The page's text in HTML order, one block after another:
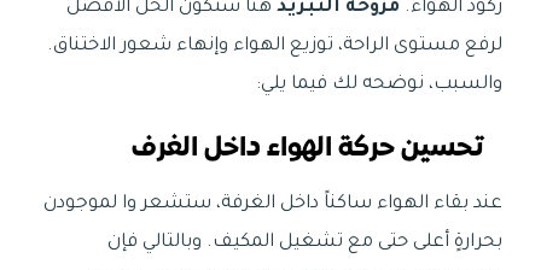
ركود الهواء. مروحة التبريد هنا ستكون الحل الأفضل
لرفع مستوى الراحة، توزيع الهواء وإنهاء شعور الاختناق.
والسبب، نوضحه لك فيما يلي:
تحسين حركة الهواء داخل الغرف
عند بقاء الهواء ساكناً داخل الغرفة، ستشعر وا لموجودن
بحرارةٍ أعلى حتى مع تشغيل المكيف. وبالتالي فإن